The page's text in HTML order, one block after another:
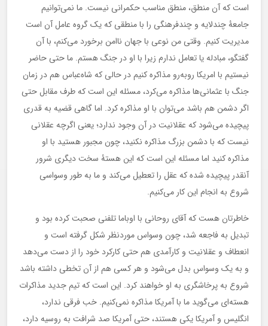
است که آن منطق، منطق مناسب حکمرانی نیست. ما نمی‌توانیم
جامعۀ چندلایه و چندفرهنگی را با منطقی که یک گروه عامل آن است
مدیریت کنیم. وقتی من نوعی با جهان ناامن برخورد می‌کنم، با آن
گفتگو، مبادله یا تعامل ندارم زیرا با او در جنگ هستم. ما حتی حاضر
نیستیم با امریکا روبه‌رو مذاکره کنیم در حالی که شاه‌عباس هم در زمان
جنگ با عثمانی‌ها مذاکره می‌کرد، مسئله این است که طرف مقابل حتی
اگر دشمن هم باشد می‌توان با او مذاکره کرد. اما گاهی قضیه به قدری
پیچیده می‌شود که عقلانیت در آن وجود ندارد؛ یعنی اگرچه عقلانی
نیست که با دشمن بزرگ مذاکره نکنید، چون مجبور هستید با او
مذاکره کنید اما مسئله این است که این هستۀ سخت دیگری شرور
آنقدر پیچیده شده که عقل را تعطیل می‌کند و ما به طور وسواسی
شروع به انجام این کار می‌کنیم.
خاطرتان هست که آقای روحانی با اوباما تلفنی صحبت کرده بود و
تبدیل به فاجعه شد، چون وسواس موردنظر شکل گرفته است و
انعطاف و عقلانیت و کارآمدی هم حتی کارکرد خود را از دست می‌دهد
و به یک وسواس بدل می‌شود و هر کسی هم از آن تخطی داشته باشد
شروع به پرخاشگری به او خواهند کرد. این است که تیم جدید مذاکرات
هسته‌ای می‌گوید ما با آمریکا مذاکره نمی‌کنیم. خب فرقی ندارد،
انگلیس و آمریکا یکی هستند، حتی آمریکا صد شرافت به روسیه دارد،